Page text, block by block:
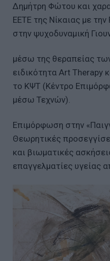
Δημήτρη Φώτου και
ΕΕΤΕ της Νίκαιας με
στην ψυχοδυναμική
μέσω της θεραπείας
ειδικότητα Art Therapy
το ΚΨΤ (Κέντρο
μέσω Τεχνών).
Επιμόρφωση στην
Θεωρητικές
και βιωματικές
επαγγελματίες υγείας